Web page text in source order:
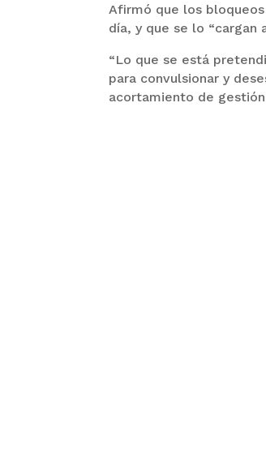
Afirmó que los
día, y que se lo “cargan
“Lo que se está
para convulsionar y
acortamiento de